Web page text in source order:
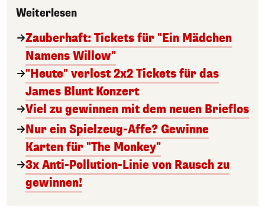
Weiterlesen
Zauberhaft: Tickets für "Ein Mädchen
Namens Willow"
"Heute" verlost 2x2 Tickets für das
James Blunt Konzert
Viel zu gewinnen mit dem neuen Brieflos
Nur ein Spielzeug-Affe? Gewinne
Karten für "The Monkey"
3x Anti-Pollution-Linie von Rausch zu
gewinnen!